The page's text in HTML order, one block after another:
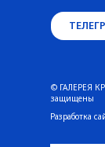
© ГАЛЕРЕЯ
защищены
Разработка